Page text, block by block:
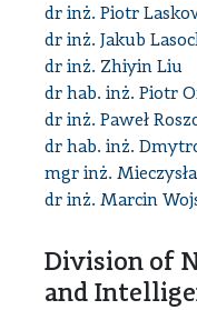
dr inż. Piotr
dr inż. Jakub
dr inż. Zhiyin Liu
dr hab. inż. Piotr
dr inż. Paweł
dr hab. inż.
mgr inż.
dr inż. Marcin
Division of
and